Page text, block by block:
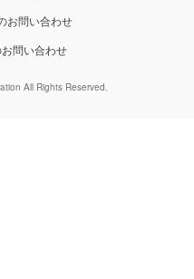
お問い合わせ
問い合わせ
All Rights Reserved.